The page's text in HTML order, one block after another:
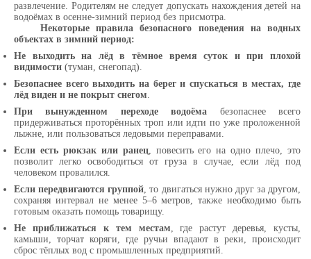
развлечение. Родителям не следует допускать нахождения детей на
водоёмах в осенне-зимний период без присмотра.
Некоторые правила безопасного поведения на водных
объектах в зимний период:
Не выходить на лёд в тёмное время суток и при плохой
видимости (туман, снегопад).
Безопаснее всего выходить на берег и спускаться в местах, где
лёд виден и не покрыт снегом.
При вынужденном переходе водоёма безопаснее всего
придерживаться проторённых троп или идти по уже проложенной
лыжне, или пользоваться ледовыми переправами.
Если есть рюкзак или ранец, повесить его на одно плечо, это
позволит легко освободиться от груза в случае, если лёд под
человеком провалился.
Если передвигаются группой, то двигаться нужно друг за другом,
сохраняя интервал не менее 5–6 метров, также необходимо быть
готовым оказать помощь товарищу.
Не приближаться к тем местам, где растут деревья, кусты,
камыши, торчат коряги, где ручьи впадают в реки, происходит
сброс тёплых вод с промышленных предприятий.